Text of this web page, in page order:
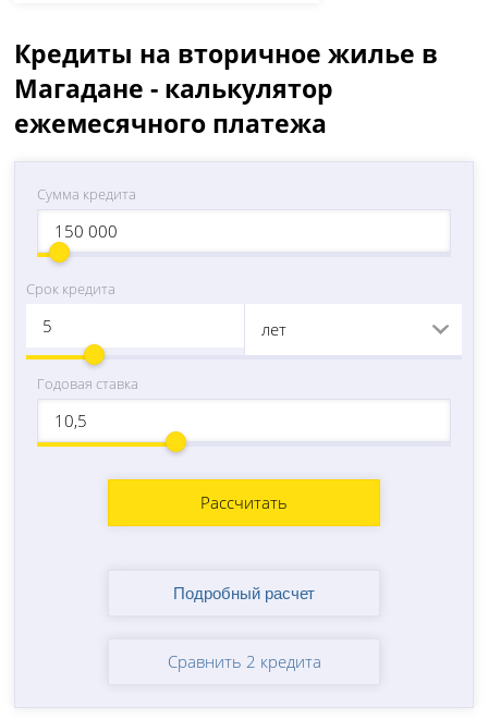
Кредиты на вторичное жилье в
Магадане - калькулятор
ежемесячного платежа
Сумма кредита
Срок кредита
лет
Годовая ставка
Рассчитать
Сравнить 2 кредита